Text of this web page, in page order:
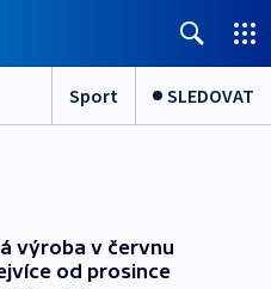
Sport SLEDOVAT
výroba v červnu
od prosince